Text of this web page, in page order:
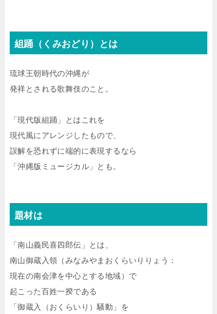
組踊（くみおどり）とは
琉球王朝時代の沖縄が
発祥とされる歌舞伎のこと。
「現代版組踊」とはこれを
現代風にアレンジしたもので、
誤解を恐れずに端的に表現するなら
「沖縄版ミュージカル」とも。
題材は
「南山義民喜四郎伝」とは、
南山御蔵入領（みなみやまおくらいりりょう：
現在の南会津を中心とする地域）で
起こった百姓一揆である
「御蔵入（おくらいり）騒動」を